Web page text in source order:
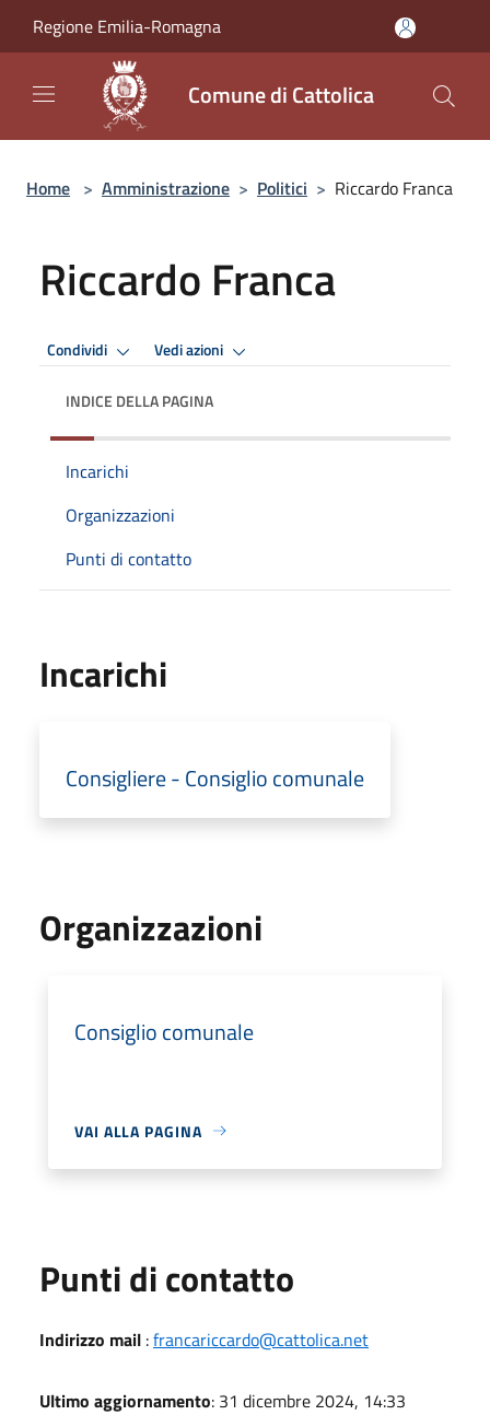
Regione Emilia-Romagna
Comune di Cattolica
Home > Amministrazione > Politici > Riccardo Franca
Riccardo Franca
Condividi Vedi azioni
INDICE DELLA PAGINA
Incarichi
Organizzazioni
Punti di contatto
Incarichi
Consigliere - Consiglio comunale
Organizzazioni
Consiglio comunale
VAI ALLA PAGINA
Punti di contatto
Indirizzo mail :francariccardo@cattolica.net
Ultimo aggiornamento: 31 dicembre 2024, 14:33